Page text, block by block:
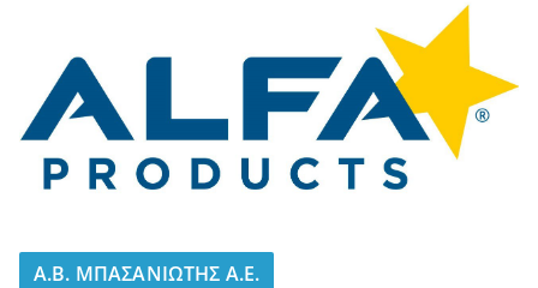
A.B. ΜΠΑΣΑΝΙΩΤΗΣ Α.Ε.